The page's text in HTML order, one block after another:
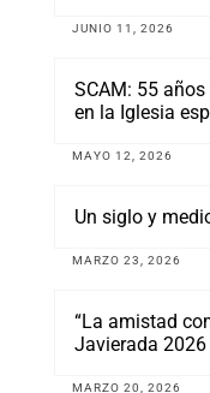
JUNIO 11, 2026
SCAM: 55
en la Iglesia
MAYO 12, 2026
Un siglo y
MARZO 23, 2026
“La amistad
Javierada 2026
MARZO 20, 2026